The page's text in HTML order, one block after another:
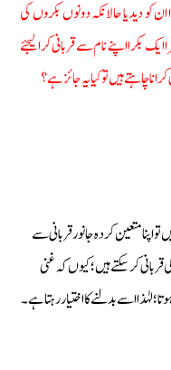
دیدیا حالانکہ دونوں بکروں کی
بکرا اپنے نام سے قربانی کرا لیجئے
چاہتے ہیں تو کیا یہ جائز ہے؟
متعین کردہ جانور قربانی سے
کر سکتے ہیں؛ کیوں کہ غنی
لہٰذا اسے بدلنے کا اختیار رہتا ہے۔